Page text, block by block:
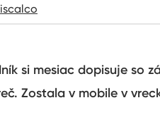
si mesiac dopisuje so
Zostala v mobile v